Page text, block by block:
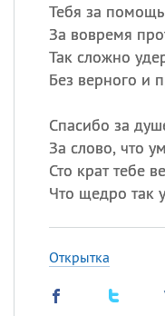
Тебя за
За вовремя
Так сложно
Без верного и
Спасибо за
За слово, что
Сто крат тебе
Что щедро так
Открытка